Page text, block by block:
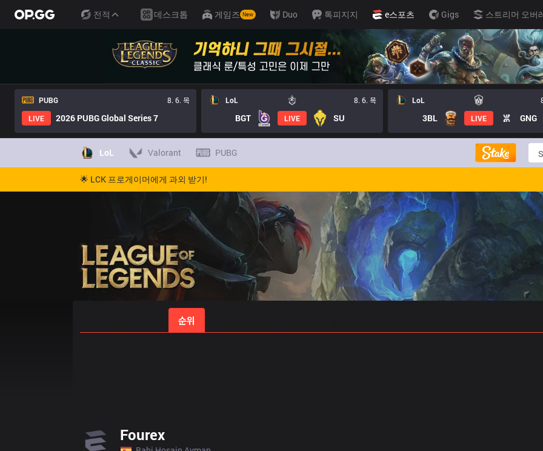
전적 데스크톱 게임즈 New Duo 톡피지지 e스포츠 Gigs 스트리머 오버
PUBG
8. 6. 목
LIVE
2026 PUBG Global Series 7
LoL 8. 6. 목
BGT LIVE SU
LoL
3BL LIVE GNG
LoL Valorant PUBG
🌟 LCK 프로게이머에게 과외 받기!
순위
Fourex